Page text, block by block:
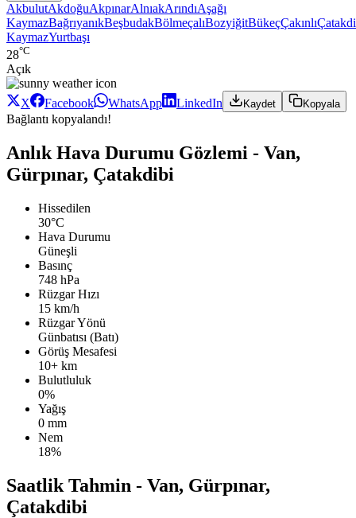
AkbulutAkdoğuAkpınarAlnıakArındıAşağı
KaymazBağrıyanıkBeşbudakBölmeçalıBozyiğitBükeçÇakınlı
KaymazYurtbaşı
28°C
Açık
X Facebook WhatsApp LinkedIn Kaydet Kopyala
Bağlantı kopyalandı!
Anlık Hava Durumu Gözlemi - Van,
Gürpınar, Çatakdibi
Hissedilen
30°C
Hava Durumu
Güneşli
Basınç
748 hPa
Rüzgar Hızı
15 km/h
Rüzgar Yönü
Günbatısı (Batı)
Görüş Mesafesi
10+ km
Bulutluluk
0%
Yağış
0 mm
Nem
18%
Saatlik Tahmin - Van, Gürpınar,
Çatakdibi